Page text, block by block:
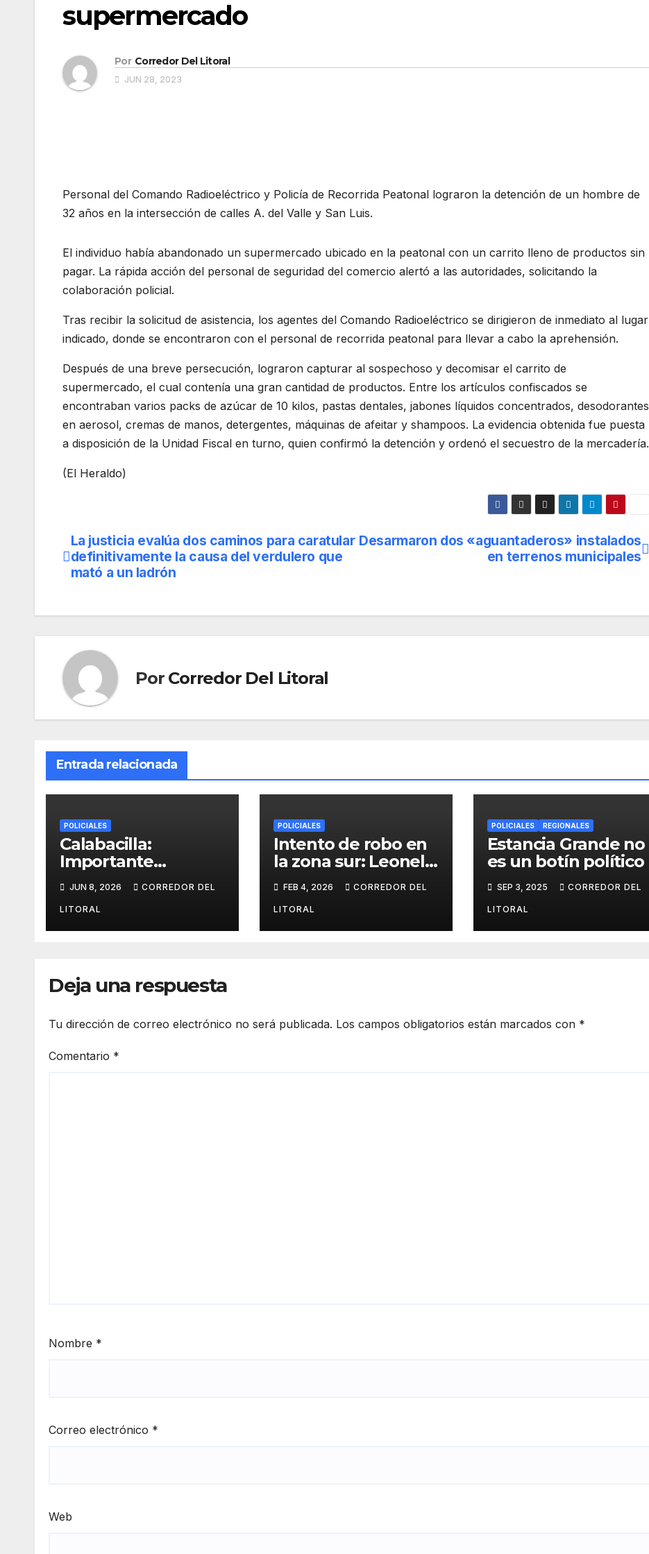
supermercado
Por Corredor Del Litoral
JUN 28, 2023
Personal del Comando Radioeléctrico y Policía de Recorrida Peatonal lograron la detención de un hombre de
32 años en la intersección de calles A. del Valle y San Luis.
El individuo había abandonado un supermercado ubicado en la peatonal con un carrito lleno de productos sin
pagar. La rápida acción del personal de seguridad del comercio alertó a las autoridades, solicitando la
colaboración policial.
Tras recibir la solicitud de asistencia, los agentes del Comando Radioeléctrico se dirigieron de inmediato al lugar
indicado, donde se encontraron con el personal de recorrida peatonal para llevar a cabo la aprehensión.
Después de una breve persecución, lograron capturar al sospechoso y decomisar el carrito de
supermercado, el cual contenía una gran cantidad de productos. Entre los artículos confiscados se
encontraban varios packs de azúcar de 10 kilos, pastas dentales, jabones líquidos concentrados, desodorantes
en aerosol, cremas de manos, detergentes, máquinas de afeitar y shampoos. La evidencia obtenida fue puesta
a disposición de la Unidad Fiscal en turno, quien confirmó la detención y ordenó el secuestro de la mercadería.
(El Heraldo)
Navegación
de
Desarmaron dos «aguantaderos» instalados
en terrenos municipales
La justicia evalúa dos caminos para caratular
definitivamente la causa del verdulero que
mató a un ladrón
Por Corredor Del Litoral
Entrada relacionada
POLICIALES
Calabacilla:
Importante
operativo policial
tras alerta de
vecinos por
movimientos
JUN 8, 2026 CORREDOR DEL
LITORAL
POLICIALES
Intento de robo en
la zona sur: Leonel
Valdez – hijo del
seudo periodista
Jorge Valdez – por
el delito de
FEB 4, 2026 CORREDOR DEL
LITORAL
POLICIALES REGIONALES
Estancia Grande no
es un botín político
SEP 3, 2025 CORREDOR DEL
LITORAL
Deja una respuesta
Tu dirección de correo electrónico no será publicada. Los campos obligatorios están marcados con *
Comentario *
Nombre *
Correo electrónico *
Web